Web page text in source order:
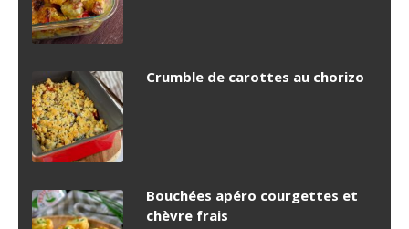
Crumble de carottes au chorizo
Bouchées apéro courgettes et
chèvre frais